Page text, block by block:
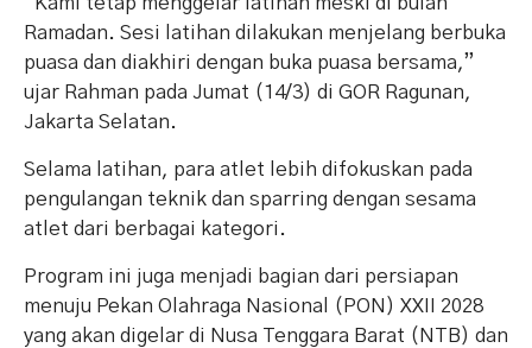
Ramadan. Sesi latihan dilakukan menjelang berbuka
puasa dan diakhiri dengan buka puasa bersama,”
ujar Rahman pada Jumat (14/3) di GOR Ragunan,
Jakarta Selatan.
Selama latihan, para atlet lebih difokuskan pada
pengulangan teknik dan sparring dengan sesama
atlet dari berbagai kategori.
Program ini juga menjadi bagian dari persiapan
menuju Pekan Olahraga Nasional (PON) XXII 2028
yang akan digelar di Nusa Tenggara Barat (NTB) dan